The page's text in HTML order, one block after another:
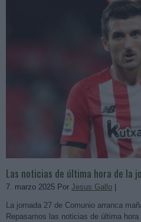
Las noticias de última hora de la
7. marzo 2025 Por Jesus Gallo |
La jornada 27 de Comunio arranca
Repasamos las noticias de última